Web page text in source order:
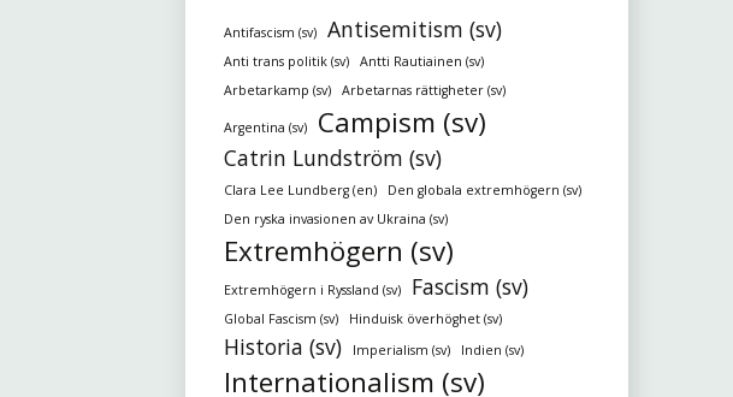
Antifascism (sv) Antisemitism (sv)
Anti trans politik (sv)
Antti Rautiainen (sv)
Arbetarkamp (sv)
Arbetarnas rättigheter (sv)
Argentina (sv) Campism (sv)
Catrin Lundström (sv)
Clara Lee Lundberg (en)
Den globala extremhögern (sv)
Den ryska invasionen av Ukraina (sv)
Extremhögern (sv)
Extremhögern i Ryssland (sv) Fascism (sv)
Global Fascism (sv) Hinduisk överhöghet (sv)
Historia (sv) Imperialism (sv) Indien (sv)
Internationalism (sv)